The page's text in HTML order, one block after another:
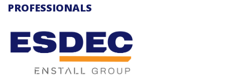
PROFESSIONALS